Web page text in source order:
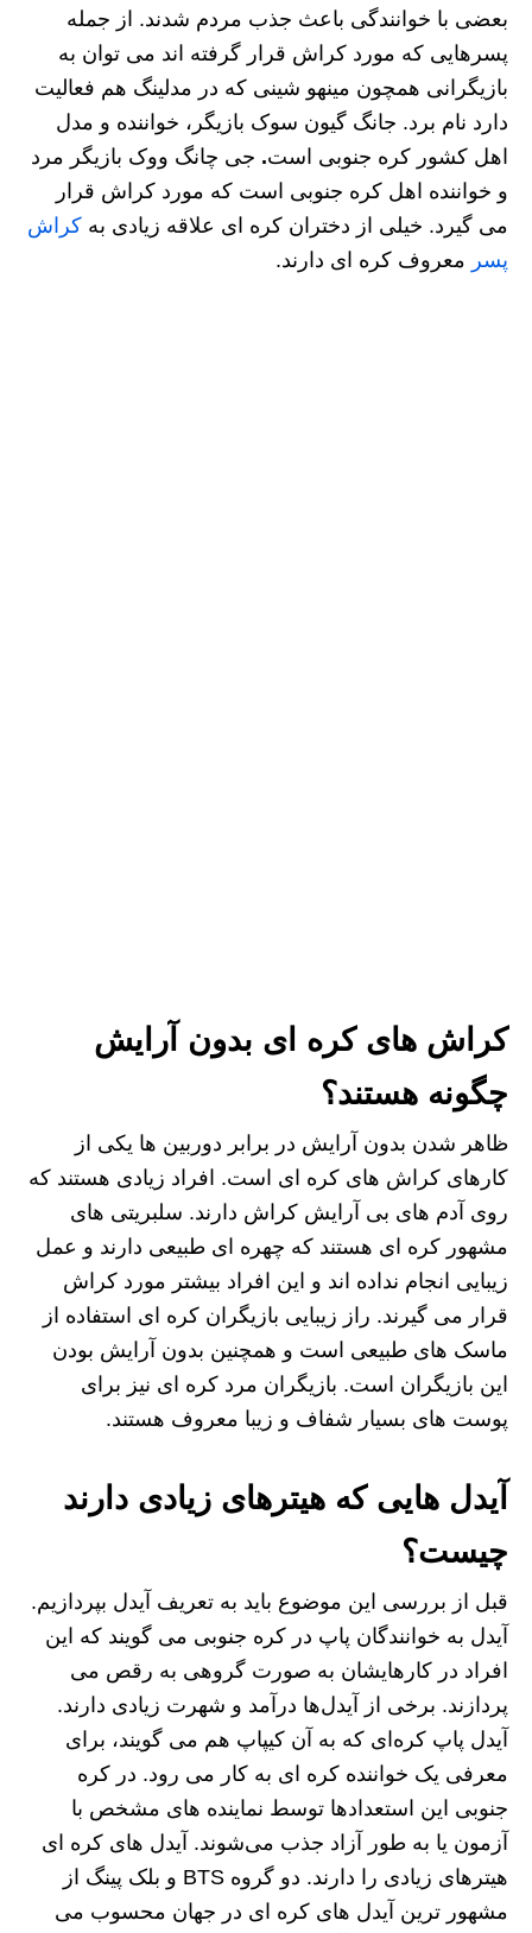
بعضی با خوانندگی باعث جذب مردم شدند. از جمله
پسرهایی که مورد کراش قرار گرفته اند می توان به
بازیگرانی همچون مینهو شینی که در مدلینگ هم فعالیت
دارد نام برد. جانگ گیون سوک بازیگر، خواننده و مدل
اهل کشور کره جنوبی است. جی چانگ ووک بازیگر مرد
و خواننده اهل کره جنوبی است که مورد کراش قرار
می گیرد. خیلی از دختران کره ای علاقه زیادی به کراش
پسر معروف کره ای دارند.
کراش های کره ای بدون آرایش
چگونه هستند؟
ظاهر شدن بدون آرایش در برابر دوربین ها یکی از
کارهای کراش های کره ای است. افراد زیادی هستند که
روی آدم های بی آرایش کراش دارند. سلبریتی های
مشهور کره ای هستند که چهره ای طبیعی دارند و عمل
زیبایی انجام نداده اند و این افراد بیشتر مورد کراش
قرار می گیرند. راز زیبایی بازیگران کره ای استفاده از
ماسک های طبیعی است و همچنین بدون آرایش بودن
این بازیگران است. بازیگران مرد کره ای نیز برای
پوست های بسیار شفاف و زیبا معروف هستند.
آیدل هایی که هیترهای زیادی دارند
چیست؟
قبل از بررسی این موضوع باید به تعریف آیدل بپردازیم.
آیدل به خوانندگان پاپ در کره جنوبی می گویند که این
افراد در کارهایشان به صورت گروهی به رقص می
پردازند. برخی از آیدل‌ها درآمد و شهرت زیادی دارند.
آیدل پاپ کره‌ای که به آن کیپاپ هم می گویند، برای
معرفی یک خواننده کره ای به کار می رود. در کره
جنوبی این استعدادها توسط نماینده های مشخص با
آزمون یا به‌ طور آزاد جذب می‌شوند. آیدل های کره ای
هیترهای زیادی را دارند. دو گروه BTS و بلک پینگ از
مشهور ترین آیدل های کره ای در جهان محسوب می